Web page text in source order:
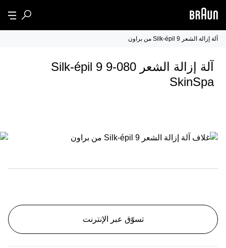
آلة إزالة الشعر Silk-épil 9 من براون
آلة إزالة الشعر Silk-épil 9 9-080
SkinSpa
تسوّق عبر الإنترنت